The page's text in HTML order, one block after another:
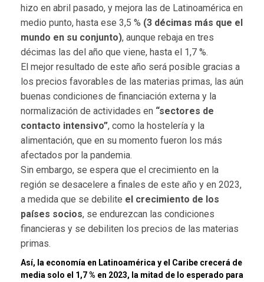
hizo en abril pasado, y mejora las de Latinoamérica en
medio punto, hasta ese 3,5 % (3 décimas más que el
mundo en su conjunto), aunque rebaja en tres
décimas las del año que viene, hasta el 1,7 %.
El mejor resultado de este año será posible gracias a
los precios favorables de las materias primas, las aún
buenas condiciones de financiación externa y la
normalización de actividades en “sectores de
contacto intensivo”, como la hostelería y la
alimentación, que en su momento fueron los más
afectados por la pandemia.
Sin embargo, se espera que el crecimiento en la
región se desacelere a finales de este año y en 2023,
a medida que se debilite el crecimiento de los
países socios, se endurezcan las condiciones
financieras y se debiliten los precios de las materias
primas.
Así, la economía en Latinoamérica y el Caribe crecerá de
media solo el 1,7 % en 2023, la mitad de lo esperado para